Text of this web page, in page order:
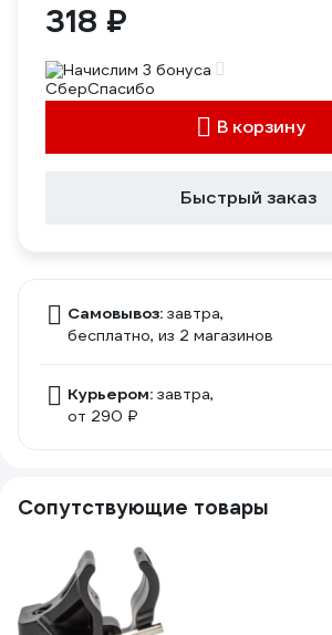
318 ₽
Начислим 3 бонуса
В корзину
Быстрый заказ
Самовывоз: завтра,
бесплатно, из 2 магазинов
Курьером: завтра,
от 290 ₽
Сопутствующие товары